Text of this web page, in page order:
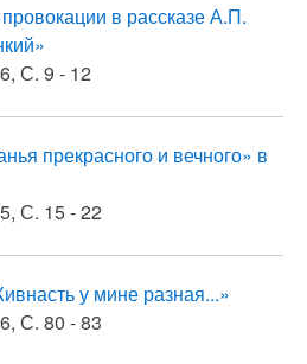
в рассказе А.П.
С. 9 - 12
прекрасного и вечного» в
С. 15 - 22
у мине разная...»
С. 80 - 83